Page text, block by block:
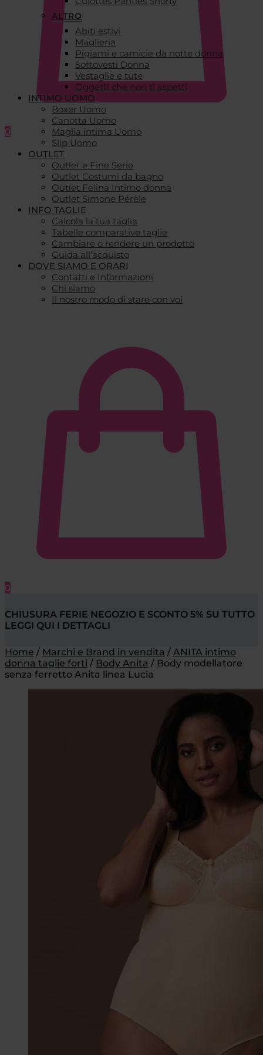
0
ALTRO
Abiti estivi
Maglieria
Pigiami e camicie da notte donna
Sottovesti Donna
Vestaglie e tute
Oggetti che non ti aspetti
INTIMO UOMO
Boxer Uomo
Canotta Uomo
Maglia intima Uomo
Slip Uomo
OUTLET
Outlet e Fine Serie
Outlet Costumi da bagno
Outlet Felina Intimo donna
Outlet Simone Pérèle
INFO TAGLIE
Calcola la tua taglia
Tabelle comparative taglie
Cambiare o rendere un prodotto
Guida all’acquisto
DOVE SIAMO E ORARI
Contatti e Informazioni
Chi siamo
Il nostro modo di stare con voi
0
CHIUSURA FERIE NEGOZIO E SCONTO 5% SU TUTTO
LEGGI QUI I DETTAGLI
Home / Marchi e Brand in vendita / ANITA intimo
donna taglie forti / Body Anita / Body modellatore
senza ferretto Anita linea Lucia